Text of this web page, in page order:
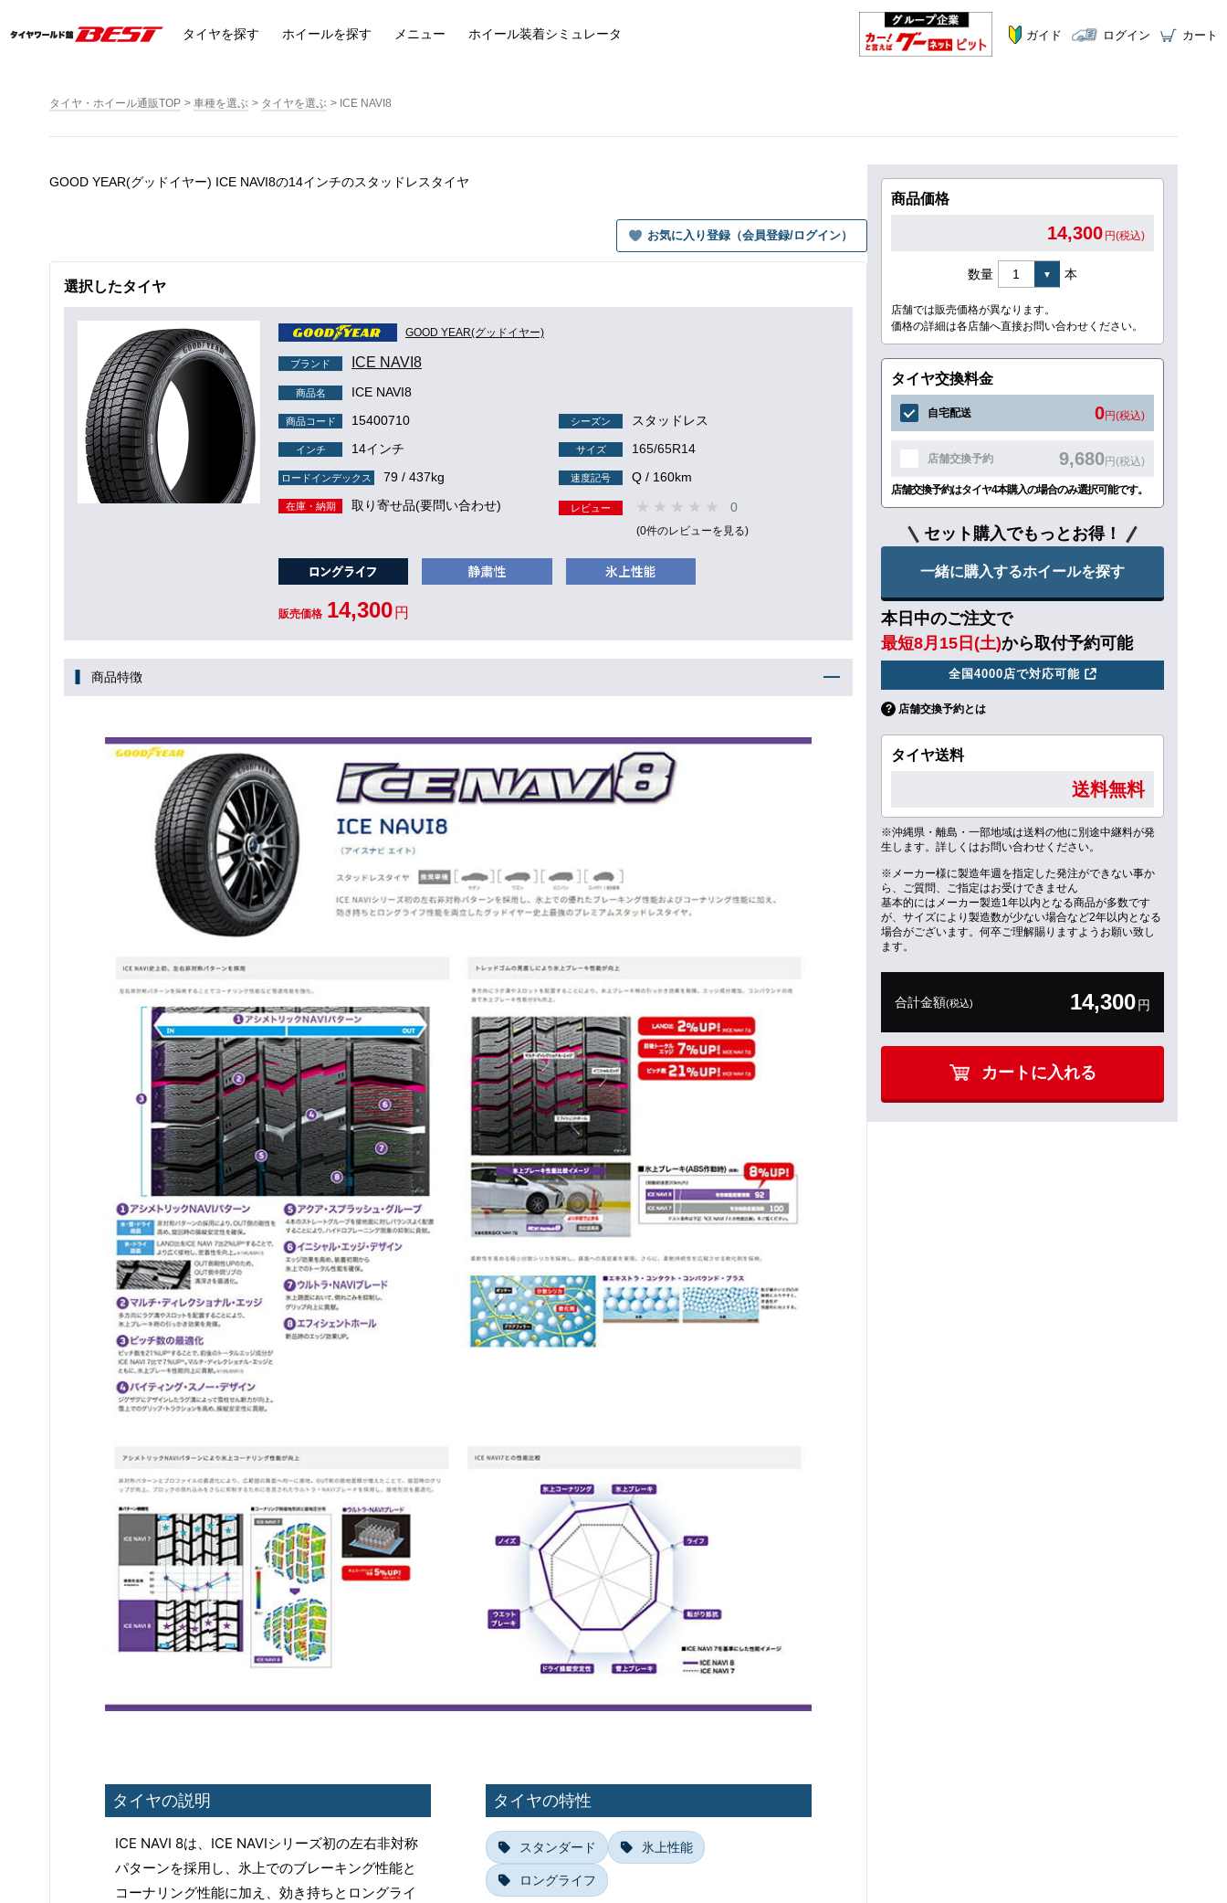
タイヤを探す ホイールを探す メニュー ホイール装着シミュレータ ガイド ログイン カート
タイヤ・ホイール通販TOP 車種を選ぶ タイヤを選ぶ ICE NAVI8
GOOD YEAR(グッドイヤー) ICE NAVI8の14インチのスタッドレスタイヤ
お気に入り登録（会員登録/ログイン）
選択したタイヤ
GOOD YEAR(グッドイヤー)
ブランド ICE NAVI8
商品名 ICE NAVI8
商品コード 15400710 シーズン スタッドレス
インチ 14インチ サイズ 165/65R14
ロードインデックス 79 / 437kg 速度記号 Q / 160km
在庫・納期 取り寄せ品(要問い合わせ) レビュー 0
(0件のレビューを見る)
販売価格 14,300 円
商品特徴
タイヤの説明
ICE NAVI 8は、ICE NAVIシリーズ初の左右非対称
パターンを採用し、氷上でのブレーキング性能と
コーナリング性能に加え、効き持ちとロングライ
タイヤの特性
スタンダード 氷上性能
ロングライフ
商品価格
14,300 円(税込)
数量 本
店舗では販売価格が異なります。
価格の詳細は各店舗へ直接お問い合わせください。
タイヤ交換料金
自宅配送 0円(税込)
店舗交換予約 9,680円(税込)
店舗交換予約はタイヤ4本購入の場合のみ選択可能です。
セット購入でもっとお得！
一緒に購入するホイールを探す
本日中のご注文で
最短8月15日(土)から取付予約可能
全国4000店で対応可能
店舗交換予約とは
タイヤ送料
送料無料
※沖縄県・離島・一部地域は送料の他に別途中継料が発
生します。詳しくはお問い合わせください。
※メーカー様に製造年週を指定した発注ができない事か
ら、ご質問、ご指定はお受けできません
基本的にはメーカー製造1年以内となる商品が多数です
が、サイズにより製造数が少ない場合など2年以内となる
場合がございます。何卒ご理解賜りますようお願い致し
ます。
合計金額(税込) 14,300円
カートに入れる